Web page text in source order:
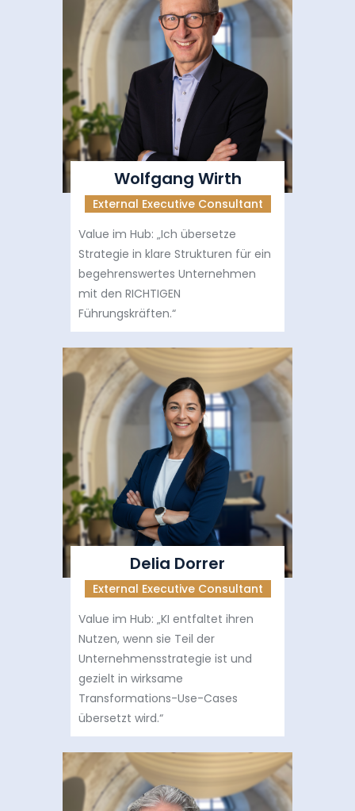
Wolfgang Wirth
External Executive Consultant
Value im Hub: „Ich übersetze
Strategie in klare Strukturen für ein
begehrenswertes Unternehmen
mit den RICHTIGEN
Führungskräften.“
Delia Dorrer
External Executive Consultant
Value im Hub: „KI entfaltet ihren
Nutzen, wenn sie Teil der
Unternehmensstrategie ist und
gezielt in wirksame
Transformations-Use-Cases
übersetzt wird.“